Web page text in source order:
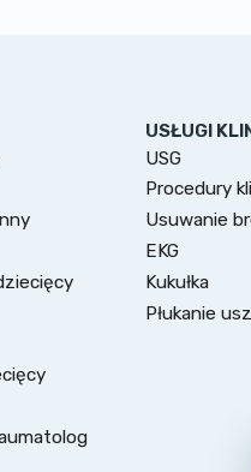
USŁUGI
USG
Procedury
Usuwanie
EKG
Kukułka
Płukanie